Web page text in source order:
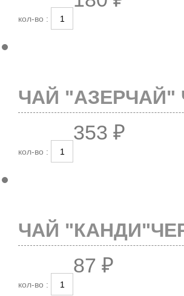
кол-во :
ЧАЙ "АЗЕРЧАЙ"
353 ₽
кол-во :
ЧАЙ
87 ₽
кол-во :